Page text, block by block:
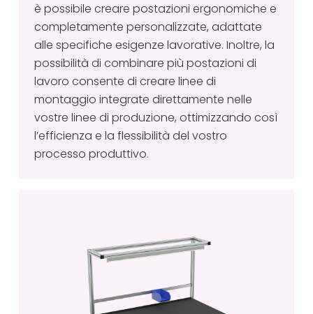
è possibile creare postazioni ergonomiche e
completamente personalizzate, adattate
alle specifiche esigenze lavorative. Inoltre, la
possibilità di combinare più postazioni di
lavoro consente di creare linee di
montaggio integrate direttamente nelle
vostre linee di produzione, ottimizzando così
l’efficienza e la flessibilità del vostro
processo produttivo.